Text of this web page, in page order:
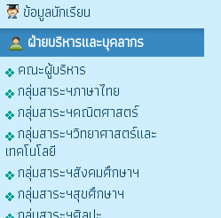
ข้อมูลนักเรียน
ฝ่ายบริหารและบุคลากร
คณะผู้บริหาร
กลุ่มสาระฯภาษาไทย
กลุ่มสาระฯคณิตศาสตร์
กลุ่มสาระฯวิทยาศาสตร์และ
เทคโนโลยี
กลุ่มสาระฯสังคมศึกษาฯ
กลุ่มสาระฯสุขศึกษาฯ